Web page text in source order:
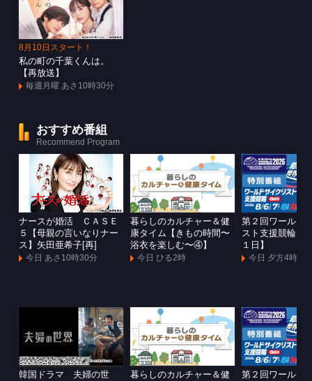
8月10日スタート！
私の町の千葉くんは。
【再放送】
毎週月曜 あさ10時30分
おすすめ番組
Recommend Program
ナースが婚活 ＣＡＳＥ
５【母親の言いなりナー
ス】矢田亜希子[再]
今日 あさ10時30分
暮らしのカルチャー＆健
康タイム【きもの時間〜
浴衣を楽しむ〜④】
今日 ひる2時
第２回ワールド
スト支援競輪
１日】
今日 夕方4時
韓国ドラマ 夫婦の世
暮らしのカルチャー＆健
第２回ワールド